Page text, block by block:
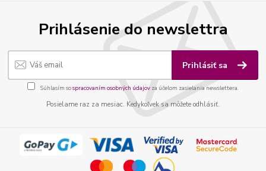
Prihlásenie do newslettra
Prihlásiť sa
Súhlasím sospracovaním osobných údajov za účelom zasielania newslettera.
Posielame raz za mesiac. Kedykoľvek sa môžete odhlásiť.